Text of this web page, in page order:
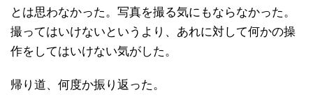
とは思わなかった。写真を撮る気にもならなかった。
撮ってはいけないというより、あれに対して何かの操
作をしてはいけない気がした。
帰り道、何度か振り返った。